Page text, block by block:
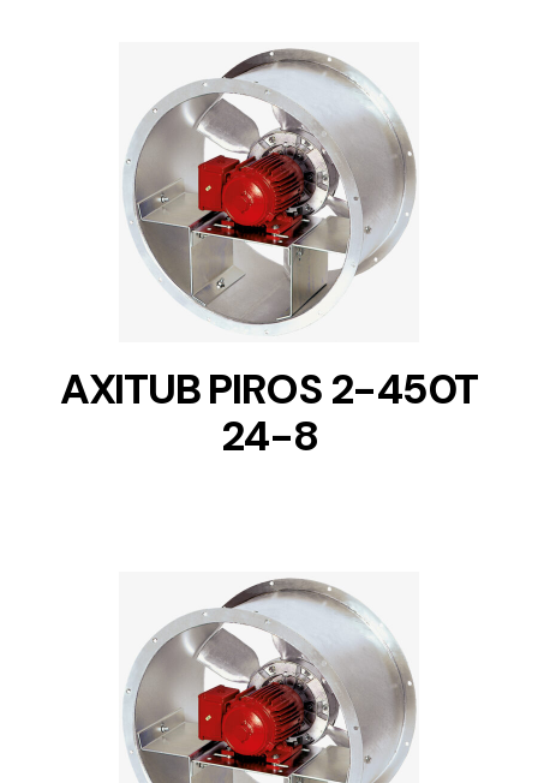
DETAILS
AXITUB PIROS 2-450T
24-8
DETAILS